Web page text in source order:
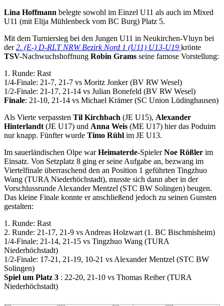
Lina Hoffmann belegte sowohl im Einzel U11 als auch im Mixed
U11 (mit Elija Mühlenbeck vom BC Burg) Platz 5.
Mit dem Turniersieg bei den Jungen U11 in Neukirchen-Vluyn bei
der2. (E-) D-RLT NRW Bezirk Nord 1 (U11) U13-U19 krönte
TSV-Nachwuchshoffnung Robin Grams seine famose Vorstellung:
1. Runde: Rast
1/4-Finale: 21-7, 21-7 vs Moritz Jonker (BV RW Wesel)
1/2-Finale: 21-17, 21-14 vs Julian Bonefeld (BV RW Wesel)
Finale: 21-10, 21-14 vs Michael Krämer (SC Union Lüdinghausen)
Als Vierte verpassten Til Kirchbach (JE U15), Alexander
Hinterlandt (JE U17) und Anna Weis (ME U17) hier das Poduim
nur knapp. Fünfter wurde Timo Rühl im JE U13.
Im sauerländischen Olpe warHeimaterde-SpielerNoe Rößler im
Einsatz. Von Setzplatz 8 ging er seine Aufgabe an, bezwang im
Viertelfinale überraschend den an Position 1 geführten Tingzhuo
Wang (TURA Niederhöchstadt), musste sich dann aber in der
Vorschlussrunde Alexander Mentzel (STC BW Solingen) beugen.
Das kleine Finale konnte er anschließend jedoch zu seinen Gunsten
gestalten:
1. Runde: Rast
2. Runde: 21-17, 21-9 vs Andreas Holzwart (1. BC Bischmisheim)
1/4-Finale: 21-14, 21-15 vs Tingzhuo Wang (TURA
Niederhöchstadt)
1/2-Finale: 17-21, 21-19, 10-21 vs Alexander Mentzel (STC BW
Solingen)
Spiel um Platz 3 : 22-20, 21-10 vs Thomas Reiber (TURA
Niederhöchstadt)